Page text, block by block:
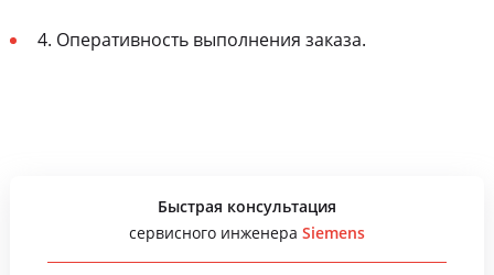
4. Оперативность выполнения заказа.
Быстрая консультация
сервисного инженера Siemens